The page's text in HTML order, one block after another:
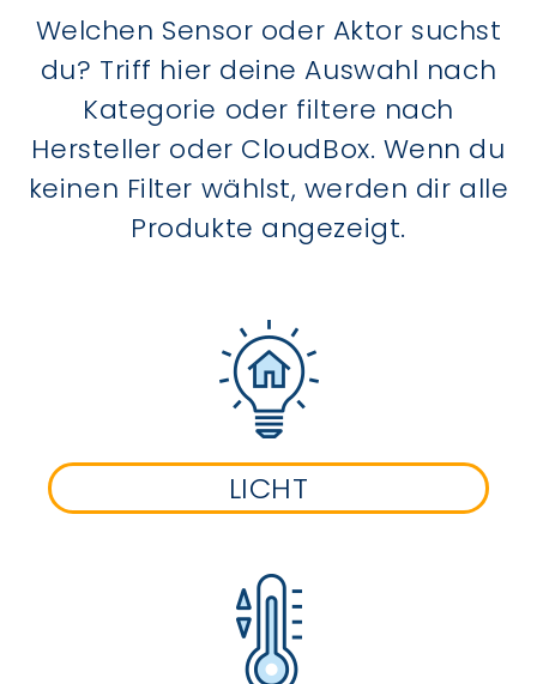
Welchen Sensor oder Aktor suchst
du? Triff hier deine Auswahl nach
Kategorie oder filtere nach
Hersteller oder CloudBox. Wenn du
keinen Filter wählst, werden dir alle
Produkte angezeigt.
LICHT